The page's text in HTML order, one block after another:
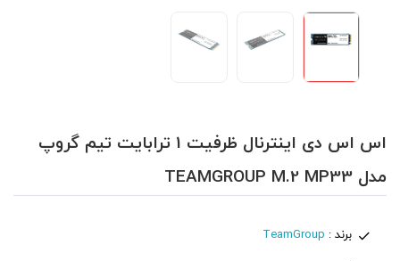
اس اس دی اینترنال ظرفیت 1 ترابایت تیم گروپ
مدل TEAMGROUP M.2 MP33
برند : TeamGroup